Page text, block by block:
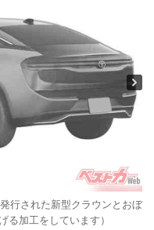
行された新型クラウンとおぼ
る加工をしています）